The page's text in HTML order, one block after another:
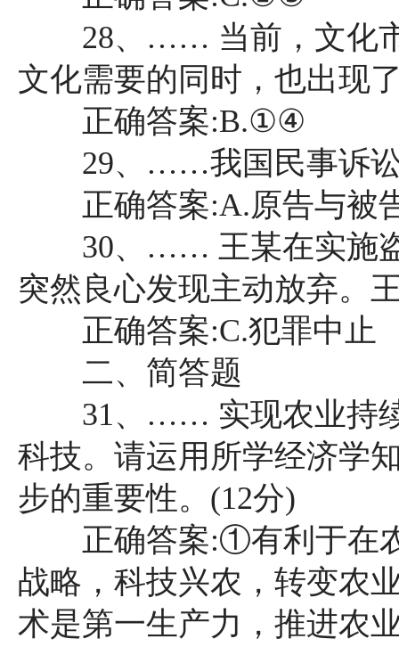
28、…… 当前，文化市
文化需要的同时，也出现
正确答案:B.①④
29、……我国民事诉讼
正确答案:A.原告与被
30、…… 王某在实施盗
突然良心发现主动放弃。
正确答案:C.犯罪中止
二、简答题
31、…… 实现农业持续
科技。请运用所学经济学
步的重要性。(12分)
正确答案:①有利于在农
战略，科技兴农，转变农
术是第一生产力，推进农